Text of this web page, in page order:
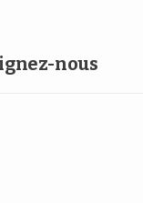
nous